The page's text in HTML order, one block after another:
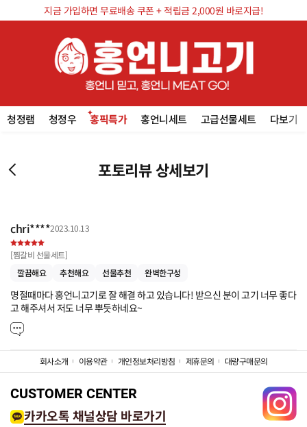
지금 가입하면 무료배송 쿠폰 + 적립금 2,000원 바로지급!
청정램 청정우 홍픽특가 홍언니세트 고급선물세트 다보기
포토리뷰 상세보기
chri****2023.10.13
[찜갈비 선물세트]
깔끔해요
추천해요 선물추천 완벽한구성
명절때마다 홍언니고기로 잘 해결 하고 있습니다! 받으신 분이 고기 너무 좋다
고 해주셔서 저도 너무 뿌듯하네요~
회사소개 이용약관 개인정보처리방침 제휴문의 대량구매문의
CUSTOMER CENTER
카카오톡 채널상담 바로가기